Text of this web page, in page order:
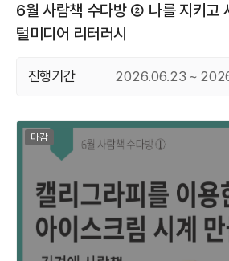
6월 사람책 수다방 ② 나를 지키고
털미디어 리터러시
진행기간 2026.06.23 ~
마감
마감된 프로그램